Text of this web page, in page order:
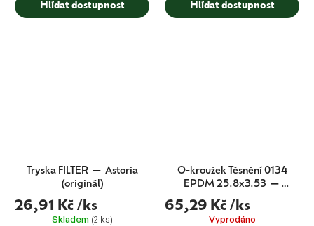
Hlídat dostupnost Hlídat dostupnost
Tryska FILTER — Astoria
(originál)
26,91 Kč /ks
Skladem (2 ks)
O-kroužek Těsnění 0134
EPDM 25.8x3.53 —
Astoria + Wega (CMA
originál)
65,29 Kč /ks
Vyprodáno